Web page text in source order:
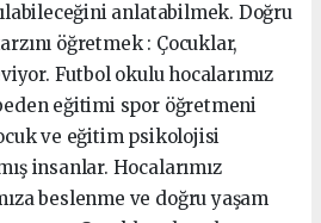
anlatabilmek. Doğru
öğretmek : Çocuklar,
Futbol okulu hocalarımız
eğitimi spor öğretmeni
ve eğitim psikolojisi
insanlar. Hocalarımız
beslenme ve doğru yaşam